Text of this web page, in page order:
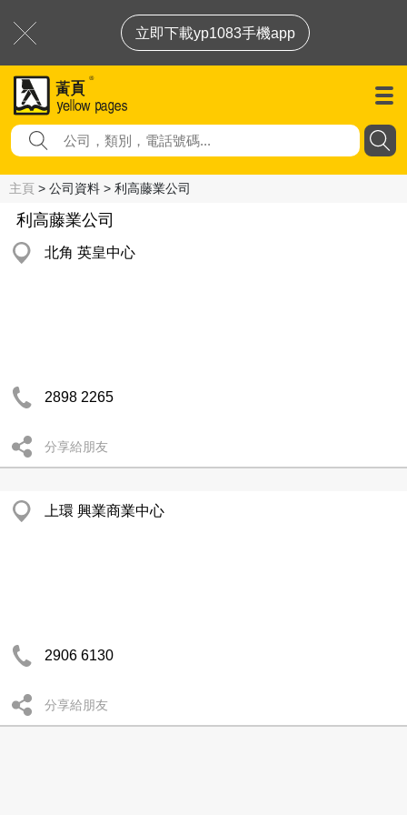
立即下載yp1083手機app
主頁 > 公司資料 > 利高藤業公司
利高藤業公司
北角 英皇中心
2898 2265
分享給朋友
上環 興業商業中心
2906 6130
分享給朋友